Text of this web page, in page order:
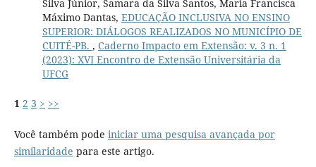
Silva Júnior, Samara da Silva Santos, Maria Francisca
Máximo Dantas, EDUCAÇÃO INCLUSIVA NO ENSINO
SUPERIOR: DIÁLOGOS REALIZADOS NO MUNICÍPIO DE
CUITÉ-PB. , Caderno Impacto em Extensão: v. 3 n. 1
(2023): XVI Encontro de Extensão Universitária da
UFCG
1 2 3 > >>
Você também pode iniciar uma pesquisa avançada por
similaridade para este artigo.